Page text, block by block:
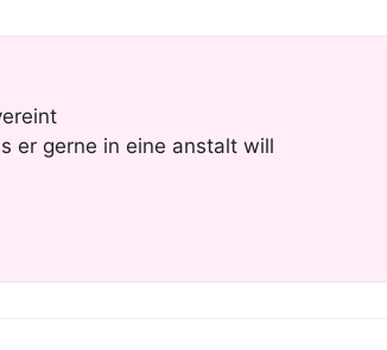
er gerne in eine anstalt will